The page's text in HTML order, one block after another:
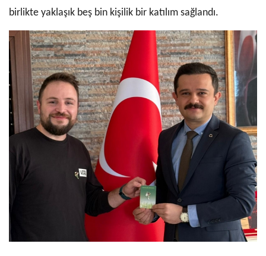
birlikte yaklaşık beş bin kişilik bir katılım sağlandı.